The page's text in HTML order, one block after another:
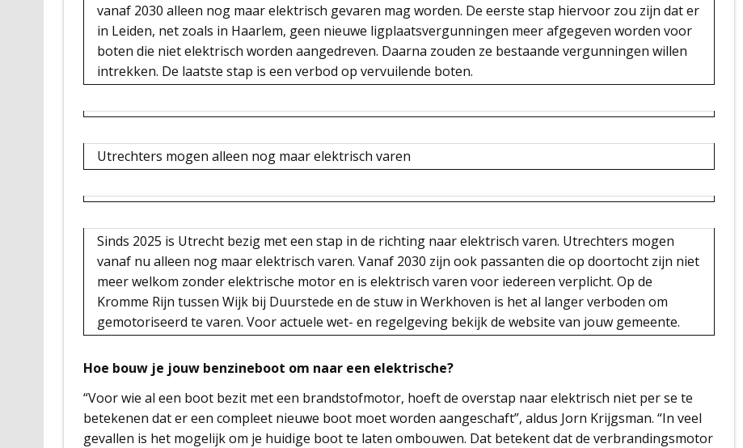
vanaf 2030 alleen nog maar elektrisch gevaren mag worden. De eerste stap hiervoor zou zijn dat er
in Leiden, net zoals in Haarlem, geen nieuwe ligplaatsvergunningen meer afgegeven worden voor
boten die niet elektrisch worden aangedreven. Daarna zouden ze bestaande vergunningen willen
intrekken. De laatste stap is een verbod op vervuilende boten.
Utrechters mogen alleen nog maar elektrisch varen
Sinds 2025 is Utrecht bezig met een stap in de richting naar elektrisch varen. Utrechters mogen
vanaf nu alleen nog maar elektrisch varen. Vanaf 2030 zijn ook passanten die op doortocht zijn niet
meer welkom zonder elektrische motor en is elektrisch varen voor iedereen verplicht. Op de
Kromme Rijn tussen Wijk bij Duurstede en de stuw in Werkhoven is het al langer verboden om
gemotoriseerd te varen. Voor actuele wet- en regelgeving bekijk de website van jouw gemeente.
Hoe bouw je jouw benzineboot om naar een elektrische?
“Voor wie al een boot bezit met een brandstofmotor, hoeft de overstap naar elektrisch niet per se te
betekenen dat er een compleet nieuwe boot moet worden aangeschaft”, aldus Jorn Krijgsman. “In veel
gevallen is het mogelijk om je huidige boot te laten ombouwen. Dat betekent dat de verbrandingsmotor